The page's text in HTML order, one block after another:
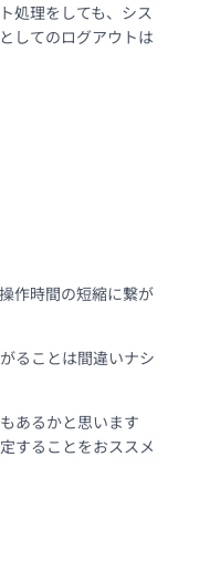
処理をしても、シス
してのログアウトは
作時間の短縮に繋が
ることは間違いナシ
あるかと思います
することをおススメ